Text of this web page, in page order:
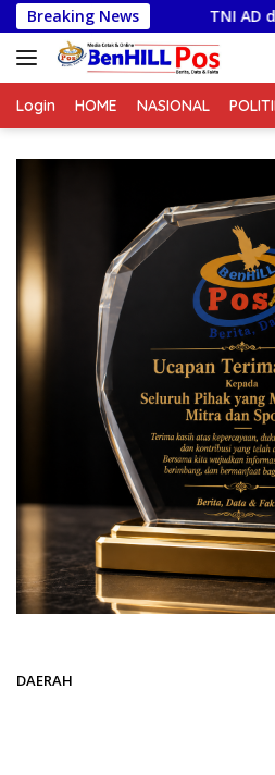
Langsung
ke
konten
Breaking News
TNI AD dan Empat Pemda
Login HOME NASIONAL
DAERAH